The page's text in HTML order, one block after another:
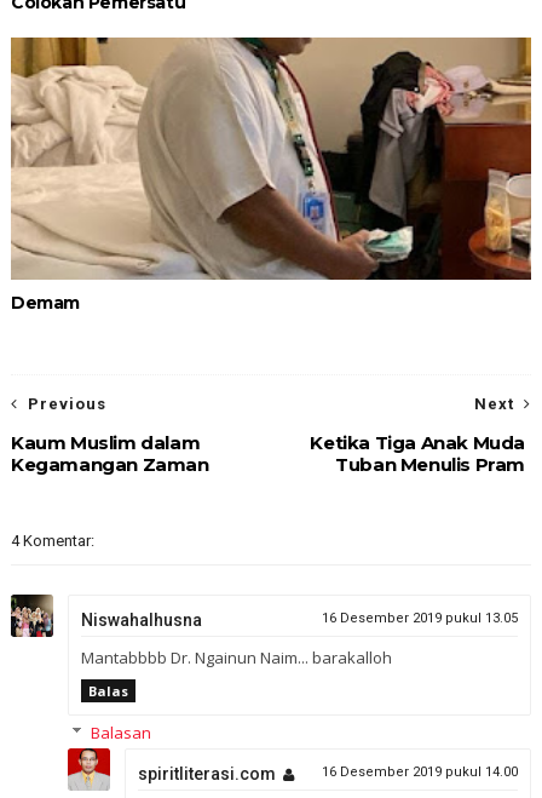
Demam
Next
Ketika Tiga Anak Muda
Tuban Menulis Pram
Previous
Kaum Muslim dalam
Kegamangan Zaman
4 Komentar:
Niswahalhusna 16 Desember 2019 pukul 13.05
Mantabbbb Dr. Ngainun Naim... barakalloh
Balas
Balasan
spiritliterasi.com 16 Desember 2019 pukul 14.00